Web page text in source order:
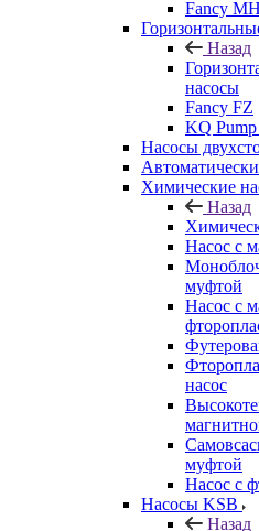
Fancy
Назад
насосы
Fancy FZ
KQ
Насосы
Химические
Назад
Насос с
муфтой
Насос с
насос
муфтой
Насос с
Насосы KSB
Назад